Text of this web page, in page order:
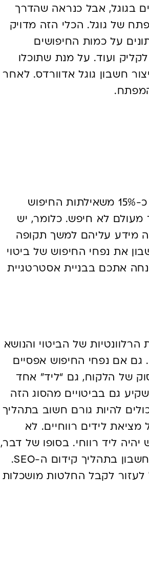
בגוגל, אבל כנראה שהדרך
של גוגל. הכלי הזה מדויק
על כמות החיפושים
ועוד. על מנת שתוכלו
חשבון גוגל אדוורדס. לאחר
כאשר בוחנים דאטה מקרוב, מגלים כי בכל יום, כ-15% משאילתות החיפוש
לא חיפש. כלומר, יש
מידע עליהם למשך תקופה
את נפחי החיפוש של ביטוי
אתכם בבניית אסטרטגיית
של הביטוי והנושא
אם נפחי החיפוש אפסיים
של הלקוח, גם “ליד” אחד
גם בביטויים מהסוג הזה
להיות גורם חשוב בתהליך
לידים רווחיים. לא
מביטוי עם 0 נפחי חיפוש יהיה ליד רווחי. בסופו של דבר,
נפחי חיפוש הם רק אחד הגורמים שיש לקחת בחשבון בתהליך קידום ה-SEO.
לקבל החלטות מושכלות